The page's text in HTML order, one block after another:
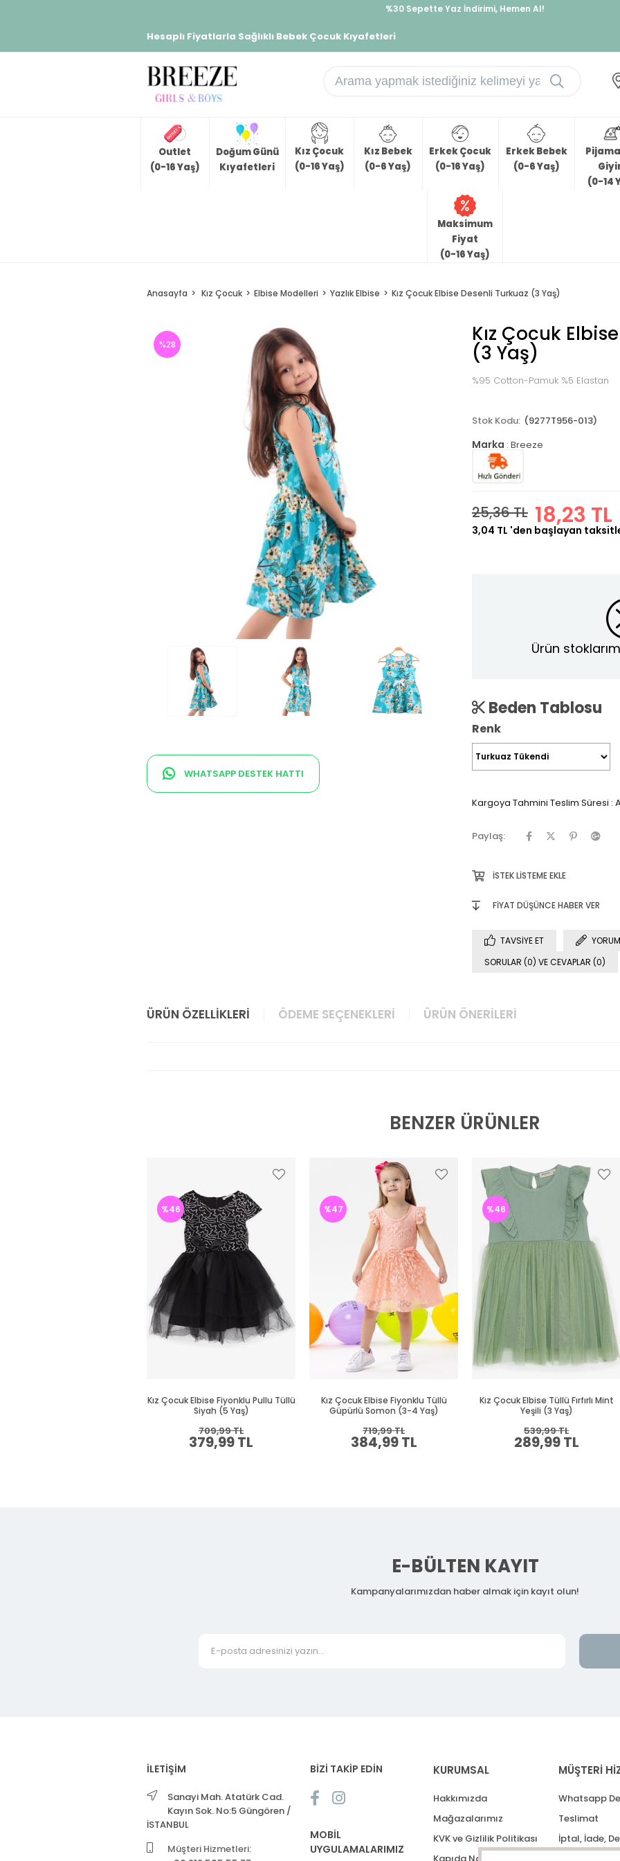
%30 Sepette Yaz İndirimi, Hemen Al!
Hesaplı Fiyatlarla Sağlıklı Bebek Çocuk Kıyafetleri
Outlet
(0-16 Yaş)
Doğum Günü
Kıyafetleri
Kız Çocuk
(0-16 Yaş)
Kız Bebek
(0-6 Yaş)
Erkek Çocuk
(0-16 Yaş)
Erkek Bebek
(0-6 Yaş)
(0-14
Maksimum
Fiyat
(0-16 Yaş)
Anasayfa Kız Çocuk Elbise Modelleri Yazlık Elbise Kız Çocuk Elbise Desenli Turkuaz (3 Yaş)
%28
WHATSAPP DESTEK HATTI
Kız Çocuk
(3 Yaş)
%95 Cotton-Pamuk %5 Elastan
(9277T956-013)
Marka : Breeze
25,36 TL 18,23 TL
3,04 TL 'den başlayan
Ürün
Beden Tablosu
Renk
Kargoya Tahmini Teslim Süresi :
Paylaş:
İSTEK LISTEME EKLE
FIYAT DÜŞÜNCE HABER VER
TAVSIYE ET
SORULAR (0) VE CEVAPLAR (0)
ÜRÜN ÖZELLIKLERI ÖDEME SEÇENEKLERI ÜRÜN ÖNERILERI
BENZER ÜRÜNLER
Kız Çocuk Elbise Fiyonklu Pullu Tüllü
Siyah (5 Yaş)
379,99 TL
709,99 TL
%46
Kız Çocuk Elbise Fiyonklu Tüllü
Güpürlü Somon (3-4 Yaş)
384,99 TL
719,99 TL
%47
Kız Çocuk Elbise Tüllü Fırfırlı Mint
Yeşili (3 Yaş)
289,99 TL
539,99 TL
%46
E-BÜLTEN KAYIT
Kampanyalarımızdan haber almak için kayıt olun!
İLETİŞİM
Sanayi Mah. Atatürk Cad.
Kayın Sok. No:5 Güngören /
İSTANBUL
Müşteri Hizmetleri:
BİZİ TAKİP EDİN
MOBİL
UYGULAMALARIMIZ
KURUMSAL
Hakkımızda
Mağazalarımız
KVK ve Gizlilik Politikası
MÜŞTERİ
Whatsapp
Teslimat
İptal, İade,